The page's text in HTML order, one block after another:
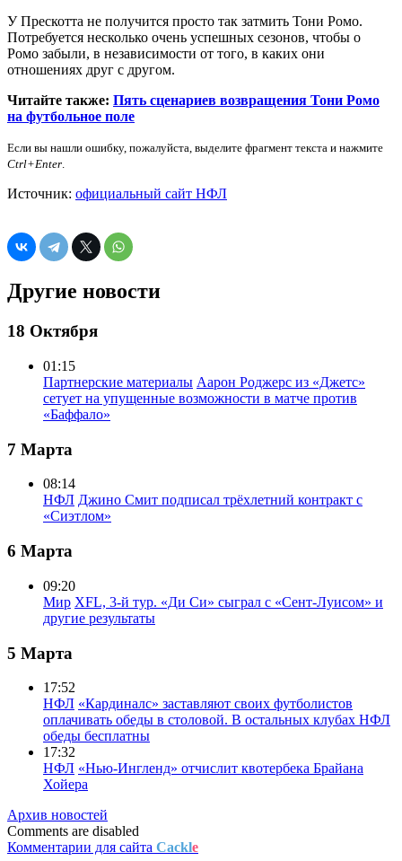
У Прескотта не получится просто так затмить Тони Ромо.
Потребуется несколько очень успешных сезонов, чтобы о
Ромо забыли, в независимости от того, в каких они
отношениях друг с другом.
Читайте также: Пять сценариев возвращения Тони Ромо
на футбольное поле
Если вы нашли ошибку, пожалуйста, выделите фрагмент текста и нажмите
Ctrl+Enter.
Источник: официальный сайт НФЛ
Другие новости
18 Октября
01:15
Партнерские материалы Аарон Роджерс из «Джетс»
сетует на упущенные возможности в матче против
«Баффало»
7 Марта
08:14
НФЛ Джино Смит подписал трёхлетний контракт с
«Сиэтлом»
6 Марта
09:20
Мир XFL, 3-й тур. «Ди Си» сыграл с «Сент-Луисом» и
другие результаты
5 Марта
17:52
НФЛ «Кардиналс» заставляют своих футболистов
оплачивать обеды в столовой. В остальных клубах НФЛ
обеды бесплатны
17:32
НФЛ «Нью-Ингленд» отчислит квотербека Брайана
Хойера
Архив новостей
Comments are disabled
Комментарии для сайта Cackle